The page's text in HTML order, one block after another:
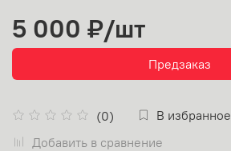
(0)
В избранное
Добавить в сравнение
5 000 ₽/шт
Предзаказ